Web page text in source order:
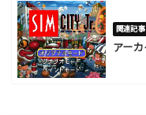
アー